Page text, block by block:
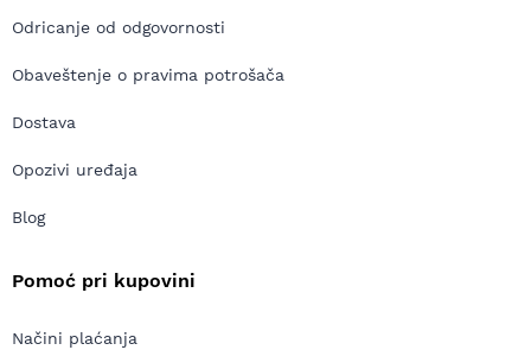
Odricanje od odgovornosti
Obaveštenje o pravima potrošača
Dostava
Opozivi uređaja
Blog
Pomoć pri kupovini
Načini plaćanja